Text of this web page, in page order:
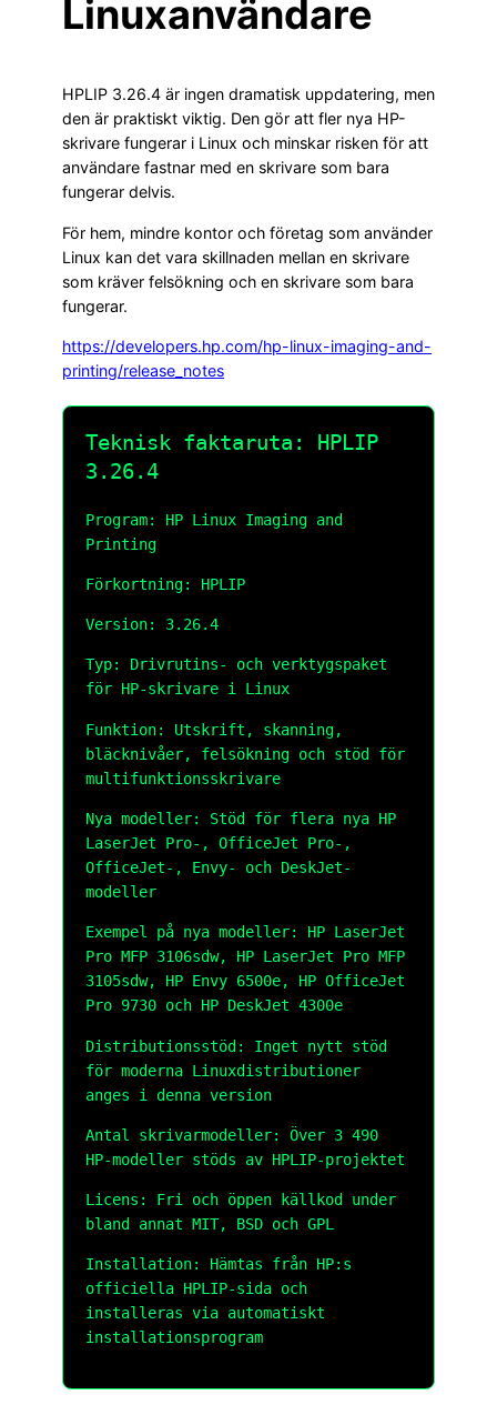
Linuxanvändare
HPLIP 3.26.4 är ingen dramatisk uppdatering, men
den är praktiskt viktig. Den gör att fler nya HP-
skrivare fungerar i Linux och minskar risken för att
användare fastnar med en skrivare som bara
fungerar delvis.
För hem, mindre kontor och företag som använder
Linux kan det vara skillnaden mellan en skrivare
som kräver felsökning och en skrivare som bara
fungerar.
https://developers.hp.com/hp-linux-imaging-and-
printing/release_notes
Teknisk faktaruta: HPLIP
3.26.4
Program: HP Linux Imaging and
Printing
Förkortning: HPLIP
Version: 3.26.4
Typ: Drivrutins- och verktygspaket
för HP-skrivare i Linux
Funktion: Utskrift, skanning,
bläcknivåer, felsökning och stöd för
multifunktionsskrivare
Nya modeller: Stöd för flera nya HP
LaserJet Pro-, OfficeJet Pro-,
OfficeJet-, Envy- och DeskJet-
modeller
Exempel på nya modeller: HP LaserJet
Pro MFP 3106sdw, HP LaserJet Pro MFP
3105sdw, HP Envy 6500e, HP OfficeJet
Pro 9730 och HP DeskJet 4300e
Distributionsstöd: Inget nytt stöd
för moderna Linuxdistributioner
anges i denna version
Antal skrivarmodeller: Över 3 490
HP-modeller stöds av HPLIP-projektet
Licens: Fri och öppen källkod under
bland annat MIT, BSD och GPL
Installation: Hämtas från HP:s
officiella HPLIP-sida och
installeras via automatiskt
installationsprogram